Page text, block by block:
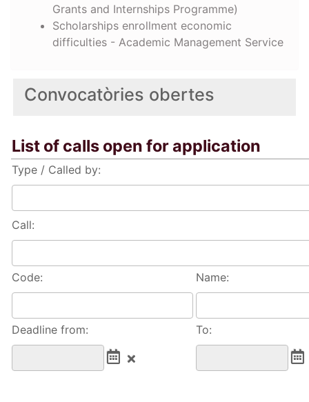
Convocatòries obertes
List of calls open for application
Type / Called by:
Call:
Code: Name:
Deadline from: To:
Grants and Internships Programme)
Scholarships enrollment economic
difficulties - Academic Management Service